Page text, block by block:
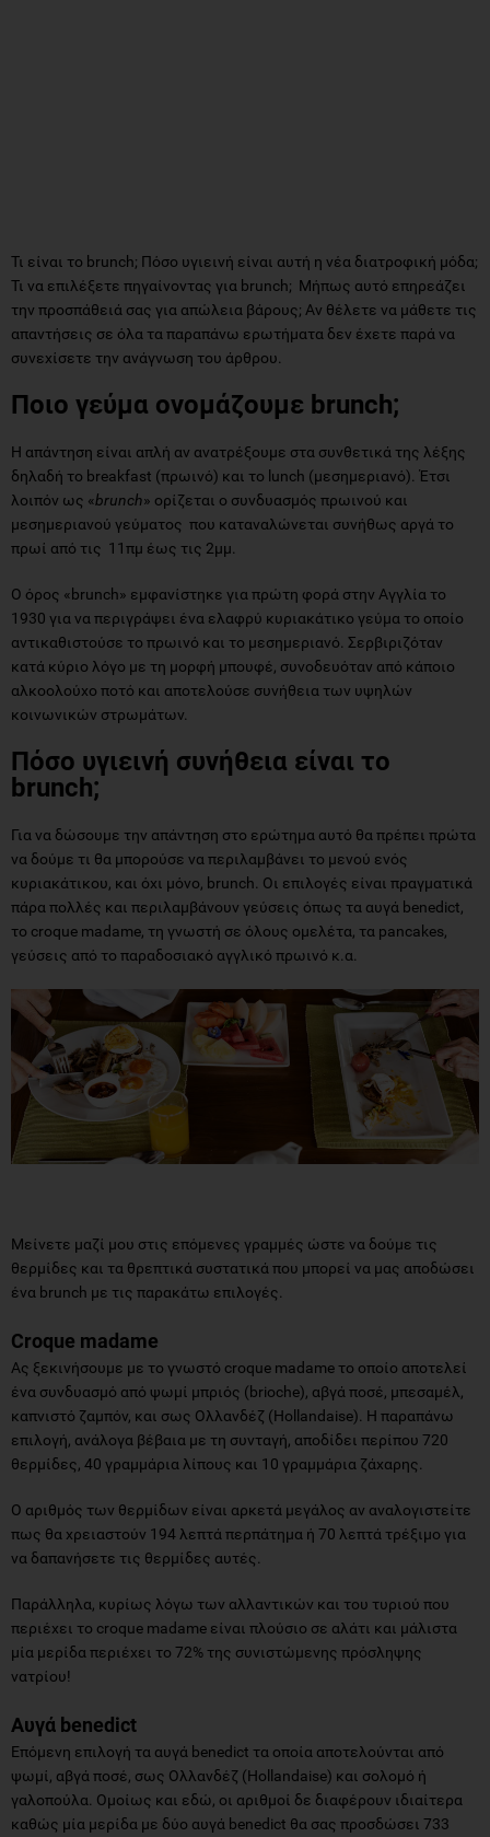
Τι είναι το brunch; Πόσο υγιεινή είναι αυτή η νέα διατροφική μόδα;
Τι να επιλέξετε πηγαίνοντας για brunch; Μήπως αυτό επηρεάζει
την προσπάθειά σας για απώλεια βάρους; Αν θέλετε να μάθετε τις
απαντήσεις σε όλα τα παραπάνω ερωτήματα δεν έχετε παρά να
συνεχίσετε την ανάγνωση του άρθρου.
Ποιο γεύμα ονομάζουμε brunch;
Η απάντηση είναι απλή αν ανατρέξουμε στα συνθετικά της λέξης
δηλαδή το breakfast (πρωινό) και το lunch (μεσημεριανό). Έτσι
λοιπόν ως «brunch» ορίζεται ο συνδυασμός πρωινού και
μεσημεριανού γεύματος που καταναλώνεται συνήθως αργά το
πρωί από τις 11πμ έως τις 2μμ.
Ο όρος «brunch» εμφανίστηκε για πρώτη φορά στην Αγγλία το
1930 για να περιγράψει ένα ελαφρύ κυριακάτικο γεύμα το οποίο
αντικαθιστούσε το πρωινό και το μεσημεριανό. Σερβιριζόταν
κατά κύριο λόγο με τη μορφή μπουφέ, συνοδευόταν από κάποιο
αλκοολούχο ποτό και αποτελούσε συνήθεια των υψηλών
κοινωνικών στρωμάτων.
Πόσο υγιεινή συνήθεια είναι το
brunch;
Για να δώσουμε την απάντηση στο ερώτημα αυτό θα πρέπει πρώτα
να δούμε τι θα μπορούσε να περιλαμβάνει το μενού ενός
κυριακάτικου, και όχι μόνο, brunch. Οι επιλογές είναι πραγματικά
πάρα πολλές και περιλαμβάνουν γεύσεις όπως τα αυγά benedict,
το croque madame, τη γνωστή σε όλους ομελέτα, τα pancakes,
γεύσεις από το παραδοσιακό αγγλικό πρωινό κ.α.
Μείνετε μαζί μου στις επόμενες γραμμές ώστε να δούμε τις
θερμίδες και τα θρεπτικά συστατικά που μπορεί να μας αποδώσει
ένα brunch με τις παρακάτω επιλογές.
Croque madame
Ας ξεκινήσουμε με το γνωστό croque madame το οποίο αποτελεί
ένα συνδυασμό από ψωμί μπριός (brioche), αβγά ποσέ, μπεσαμέλ,
καπνιστό ζαμπόν, και σως Ολλανδέζ (Hollandaise). Η παραπάνω
επιλογή, ανάλογα βέβαια με τη συνταγή, αποδίδει περίπου 720
θερμίδες, 40 γραμμάρια λίπους και 10 γραμμάρια ζάχαρης.
Ο αριθμός των θερμίδων είναι αρκετά μεγάλος αν αναλογιστείτε
πως θα χρειαστούν 194 λεπτά περπάτημα ή 70 λεπτά τρέξιμο για
να δαπανήσετε τις θερμίδες αυτές.
Παράλληλα, κυρίως λόγω των αλλαντικών και του τυριού που
περιέχει το croque madame είναι πλούσιο σε αλάτι και μάλιστα
μία μερίδα περιέχει το 72% της συνιστώμενης πρόσληψης
νατρίου!
Αυγά benedict
Επόμενη επιλογή τα αυγά benedict τα οποία αποτελούνται από
ψωμί, αβγά ποσέ, σως Ολλανδέζ (Hollandaise) και σολομό ή
γαλοπούλα. Ομοίως και εδώ, οι αριθμοί δε διαφέρουν ιδιαίτερα
καθώς μία μερίδα με δύο αυγά benedict θα σας προσδώσει 733